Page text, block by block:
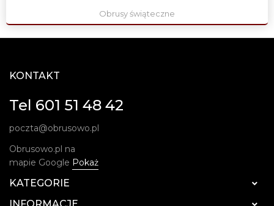
Obrusy świąteczne
KONTAKT
Tel 601 51 48 42
poczta@obrusowo.pl
Obrusowo.pl na
mapie Google Pokaż
KATEGORIE 